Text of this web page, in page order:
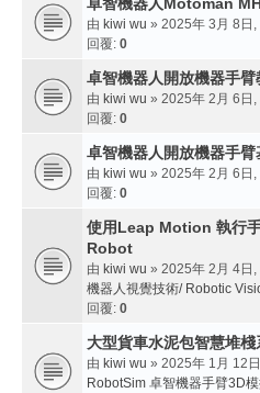
由 kiwi wu » 2025年 3月 8日
回覆: 0
卓智機器人開放機器手
由 kiwi wu » 2025年 2月 6日
回覆: 0
卓智機器人開放機器手
由 kiwi wu » 2025年 2月 6日
回覆: 0
使用Leap Motion 執行
Robot
由 kiwi wu » 2025年 2月 4日
機器人視覺技術/ Robotic
回覆: 0
大型貨車水泥包智慧堆棧
由 kiwi wu » 2025年 1月 12
RobotSim 卓智機器手臂3D